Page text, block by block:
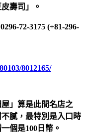
壽司」。
72-3175 (+81-296-
8012165/
」算是此間名店之
膩，最特別是入口時
個是100日幣。